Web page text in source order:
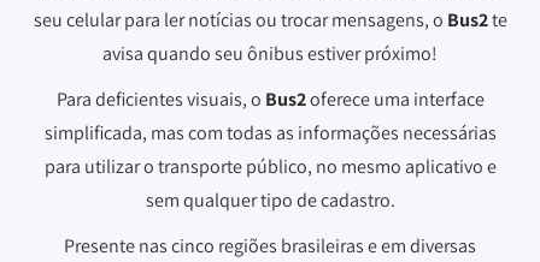
seu celular para ler notícias ou trocar mensagens, o Bus2te
avisa quando seu ônibus estiver próximo!
Para deficientes visuais, o Bus2oferece uma interface
simplificada, mas com todas as informações necessárias
para utilizar o transporte público, no mesmo aplicativo e
sem qualquer tipo de cadastro.
Presente nas cinco regiões brasileiras e em diversas